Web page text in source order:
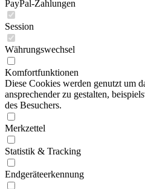
PayPal-Zahlungen
Session
Währungswechsel
Komfortfunktionen
Diese Cookies werden genutzt um
ansprechender zu gestalten,
des Besuchers.
Merkzettel
Statistik & Tracking
Endgeräteerkennung